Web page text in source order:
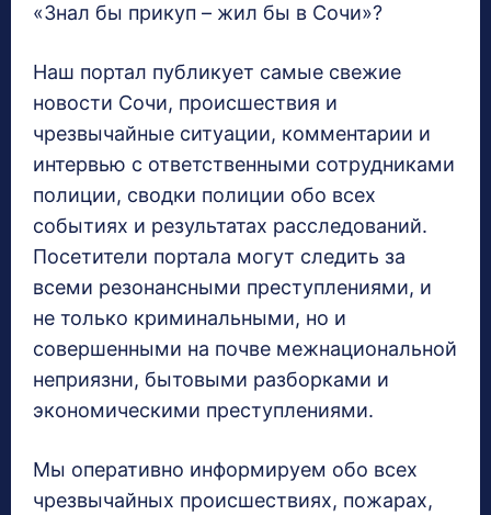
«Знал бы прикуп – жил бы в Сочи»?
Наш портал публикует самые свежие
новости Сочи, происшествия и
чрезвычайные ситуации, комментарии и
интервью с ответственными сотрудниками
полиции, сводки полиции обо всех
событиях и результатах расследований.
Посетители портала могут следить за
всеми резонансными преступлениями, и
не только криминальными, но и
совершенными на почве межнациональной
неприязни, бытовыми разборками и
экономическими преступлениями.
Мы оперативно информируем обо всех
чрезвычайных происшествиях, пожарах,